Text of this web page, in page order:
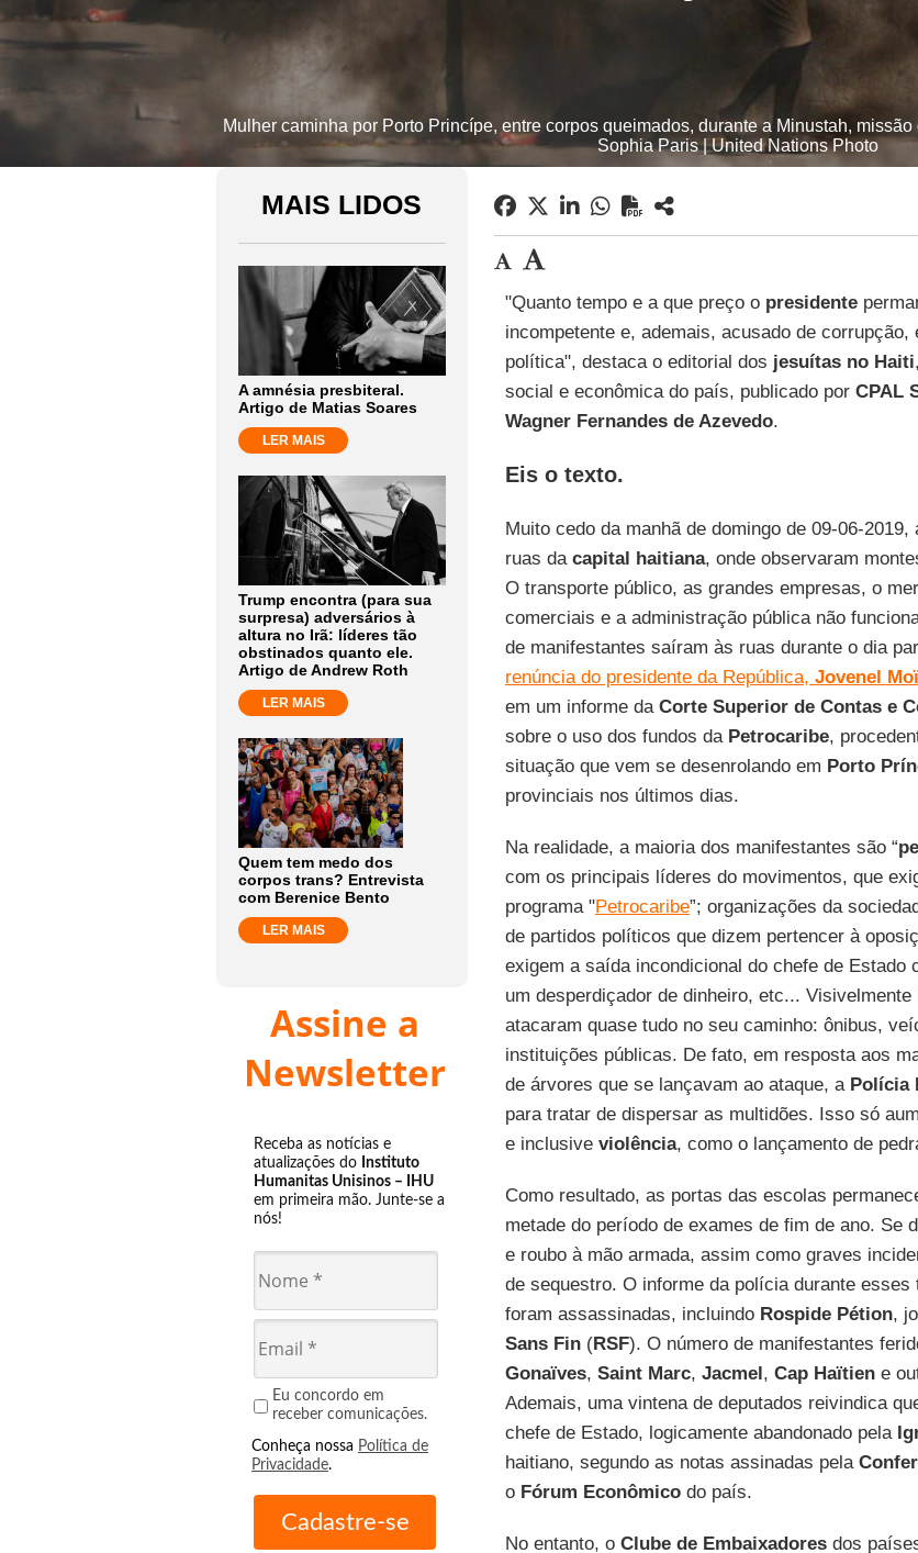
Mulher caminha por Porto Princípe, entre corpos queimados, durante a Minustah,
Sophia Paris | United Nations Photo
MAIS LIDOS
A amnésia presbiteral.
Artigo de Matias Soares
LER MAIS
Trump encontra (para sua
surpresa) adversários à
altura no Irã: líderes tão
obstinados quanto ele.
Artigo de Andrew Roth
LER MAIS
Quem tem medo dos
corpos trans? Entrevista
com Berenice Bento
LER MAIS
Assine a
Newsletter
Receba as notícias e
atualizações do Instituto
Humanitas Unisinos – IHU
em primeira mão. Junte-se a
nós!
Eu concordo em
receber comunicações.
Conheça nossa Política de
Privacidade.
"Quanto tempo e a que preço o presidente
incompetente e, ademais, acusado de
política", destaca o editorial dos jesuítas no Haiti
social e econômica do país, publicado por CPAL
Wagner Fernandes de Azevedo.
Eis o texto.
Muito cedo da manhã de domingo de 09-06-
ruas da capital haitiana, onde observaram
O transporte público, as grandes empresas, o
comerciais e a administração pública não
de manifestantes saíram às ruas durante o dia
renúncia do presidente da República, Jovenel
em um informe da Corte Superior de Contas e
sobre o uso dos fundos da Petrocaribe,
situação que vem se desenrolando em Porto
provinciais nos últimos dias.
Na realidade, a maioria dos manifestantes são “
com os principais líderes do movimentos, que
programa "Petrocaribe”; organizações da
de partidos políticos que dizem pertencer à
exigem a saída incondicional do chefe de Estado
um desperdiçador de dinheiro, etc...
atacaram quase tudo no seu caminho: ônibus,
instituições públicas. De fato, em resposta aos
de árvores que se lançavam ao ataque, a Polícia
para tratar de dispersar as multidões. Isso só
e inclusive violência, como o lançamento de
Como resultado, as portas das escolas
metade do período de exames de fim de ano. Se
e roubo à mão armada, assim como graves
de sequestro. O informe da polícia durante
foram assassinadas, incluindo Rospide Pétion,
Sans Fin(RSF). O número de manifestantes
Gonaïves, Saint Marc, Jacmel, Cap Haïtiene
Ademais, uma vintena de deputados reivindica
chefe de Estado, logicamente abandonado pela
haitiano, segundo as notas assinadas pela
o Fórum Econômicodo país.
No entanto, o Clube de Embaixadoresdos